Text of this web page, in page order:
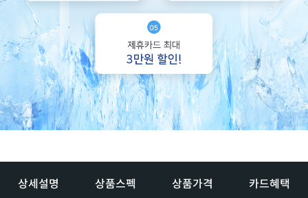
상세설명 상품스펙 상품가격 카드혜택